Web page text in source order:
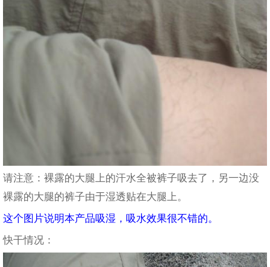
请注意：裸露的大腿上的汗水全被裤子吸去了，另一边没
裸露的大腿的裤子由于湿透贴在大腿上。
这个图片说明本产品吸湿，吸水效果很不错的。
快干情况：